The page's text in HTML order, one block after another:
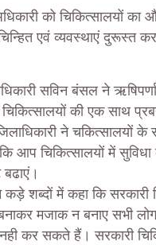
को चिकित्सालयों का
एवं व्यवस्थाएं दुरूस्त
सविन बंसल ने
की एक साथ
ने चकित्सालयों के
आप चिकित्सालयों में
बढाएं।
कड़े शब्दों में कहा कि सरकारी
मजाक न बनाए सभी लोग
कर सकते हैं। सरकारी